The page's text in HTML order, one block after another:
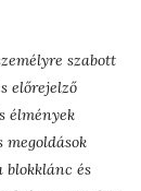
szabott
előrejelző
élmények
megoldások
blokklánc és